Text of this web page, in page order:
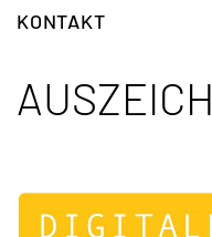
KONTAKT